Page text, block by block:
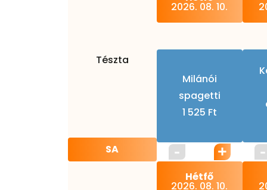
Tészta
SA
2026. 08. 10.
Milánói
spagetti
1 525 Ft
Hétfő
2026. 08. 10.